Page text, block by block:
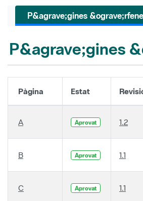
P&agrave;gines
P&agrave;gines
Pàgina Estat
A Aprovat 1.2
B Aprovat 1.1
C Aprovat 1.1